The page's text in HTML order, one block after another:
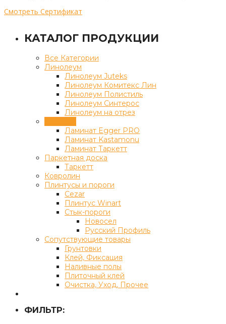
Смотреть Сертификат
КАТАЛОГ ПРОДУКЦИИ
Все Категории
Линолеум
Линолеум Juteks
Линолеум Комитекс Лин
Линолеум Полистиль
Линолеум Синтерос
Линолеум на отрез
Ламинат Egger PRO
Ламинат Kastamonu
Ламинат Таркетт
Паркетная доска
Таркетт
Ковролин
Плинтусы и пороги
Cezar
Плинтус Winart
Стык-пороги
Новосел
Русский Профиль
Сопутствующие товары
Грунтовки
Клей, Фиксация
Наливные полы
Плиточный клей
Очистка, Уход, Прочее
ФИЛЬТР: